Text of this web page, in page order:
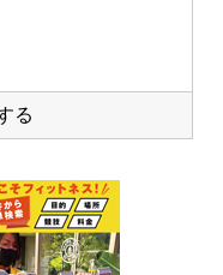
る